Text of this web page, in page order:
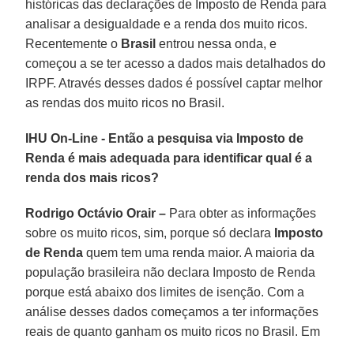
históricas das declarações de Imposto de Renda para
analisar a desigualdade e a renda dos muito ricos.
Recentemente o Brasil entrou nessa onda, e
começou a se ter acesso a dados mais detalhados do
IRPF. Através desses dados é possível captar melhor
as rendas dos muito ricos no Brasil.
IHU On-Line - Então a pesquisa via Imposto de
Renda é mais adequada para identificar qual é a
renda dos mais ricos?
Rodrigo Octávio Orair – Para obter as informações
sobre os muito ricos, sim, porque só declara Imposto
de Renda quem tem uma renda maior. A maioria da
população brasileira não declara Imposto de Renda
porque está abaixo dos limites de isenção. Com a
análise desses dados começamos a ter informações
reais de quanto ganham os muito ricos no Brasil. Em